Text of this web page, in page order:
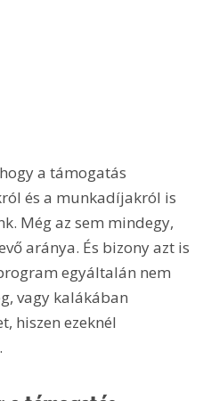
a támogatás
és a munkadíjakról is
Még az sem mindegy,
aránya. És bizony azt is
egyáltalán nem
vagy kalákában
hiszen ezeknél